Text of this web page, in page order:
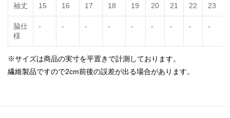
袖丈 15 16 17 18 19 20 21 22 23
脇仕
様
- - - - - - - - -
※サイズは商品の実寸を平置きで計測しております。
繊維製品ですので2cm前後の誤差が出る場合があります。